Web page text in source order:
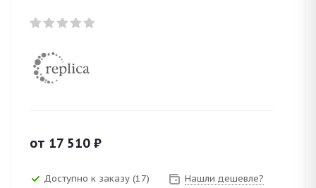
от 17 510 ₽
Доступно к заказу (17)
Нашли дешевле?